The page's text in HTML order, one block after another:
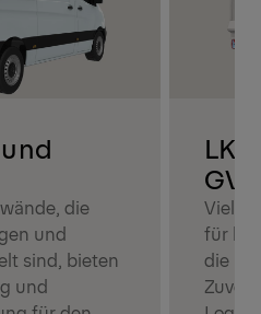
die
und
sind, bieten
und
für
die